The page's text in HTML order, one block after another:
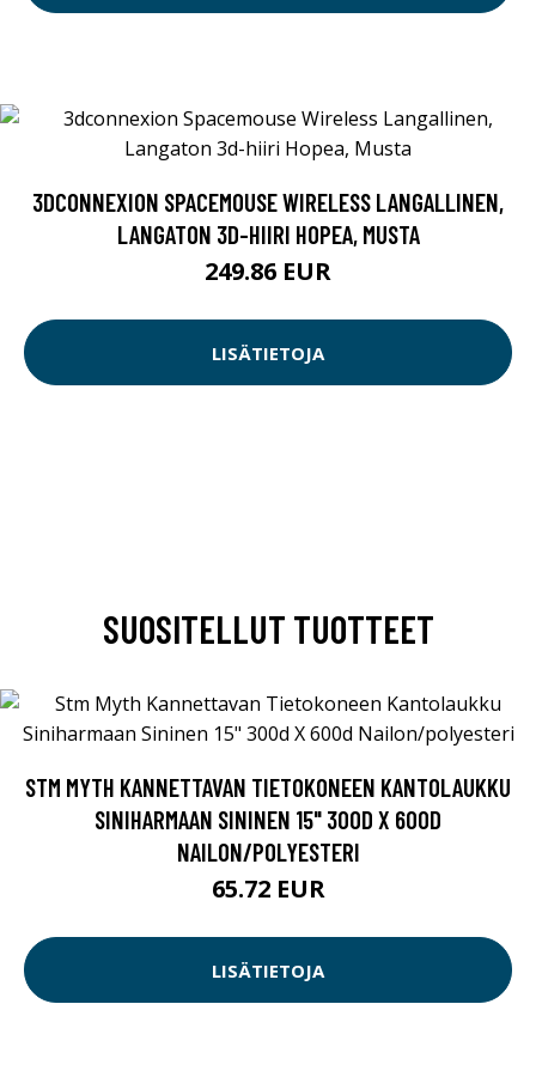
3DCONNEXION SPACEMOUSE WIRELESS LANGALLINEN,
LANGATON 3D-HIIRI HOPEA, MUSTA
249.86 EUR
LISÄTIETOJA
SUOSITELLUT TUOTTEET
STM MYTH KANNETTAVAN TIETOKONEEN KANTOLAUKKU
SINIHARMAAN SININEN 15" 300D X 600D
NAILON/POLYESTERI
65.72 EUR
LISÄTIETOJA